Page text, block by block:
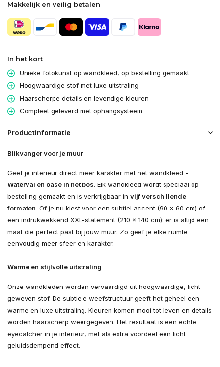
Makkelijk en veilig betalen
In het kort
Unieke fotokunst op wandkleed, op bestelling gemaakt
Hoogwaardige stof met luxe uitstraling
Haarscherpe details en levendige kleuren
Compleet geleverd met ophangsysteem
Productinformatie
Blikvanger voor je muur
Geef je interieur direct meer karakter met het wandkleed -
Waterval en oase in het bos. Elk wandkleed wordt speciaal op
bestelling gemaakt en is verkrijgbaar in vijf verschillende
formaten. Of je nu kiest voor een subtiel accent (90 × 60 cm) of
een indrukwekkend XXL-statement (210 × 140 cm): er is altijd een
maat die perfect past bij jouw muur. Zo geef je elke ruimte
eenvoudig meer sfeer en karakter.
Warme en stijlvolle uitstraling
Onze wandkleden worden vervaardigd uit hoogwaardige, licht
geweven stof. De subtiele weefstructuur geeft het geheel een
warme en luxe uitstraling. Kleuren komen mooi tot leven en details
worden haarscherp weergegeven. Het resultaat is een echte
eyecatcher in je interieur, met als extra voordeel een licht
geluidsdempend effect.